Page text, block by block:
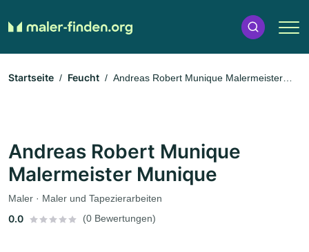
Startseite Feucht
Andreas Robert Munique Malermeister
Andreas Robert Munique
Malermeister Munique
Maler · Maler und Tapezierarbeiten
0.0 (0 Bewertungen)